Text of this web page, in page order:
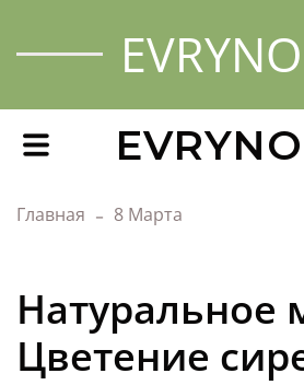
Главная 8 Марта
Натуральное
Цветение